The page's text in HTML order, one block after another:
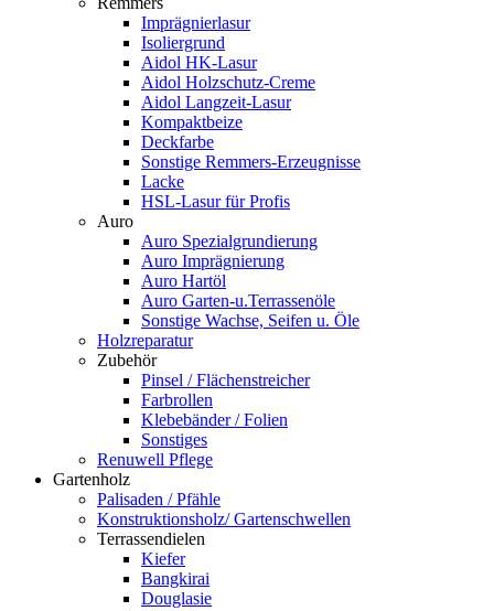
Imprägnierlasur
Isoliergrund
Aidol HK-Lasur
Aidol Holzschutz-Creme
Aidol Langzeit-Lasur
Kompaktbeize
Deckfarbe
Sonstige Remmers-Erzeugnisse
Lacke
HSL-Lasur für Profis
Auro
Auro Spezialgrundierung
Auro Imprägnierung
Auro Hartöl
Auro Garten-u.Terrassenöle
Sonstige Wachse, Seifen u. Öle
Holzreparatur
Zubehör
Pinsel / Flächenstreicher
Farbrollen
Klebebänder / Folien
Sonstiges
Renuwell Pflege
Gartenholz
Palisaden / Pfähle
Konstruktionsholz/ Gartenschwellen
Terrassendielen
Kiefer
Bangkirai
Douglasie